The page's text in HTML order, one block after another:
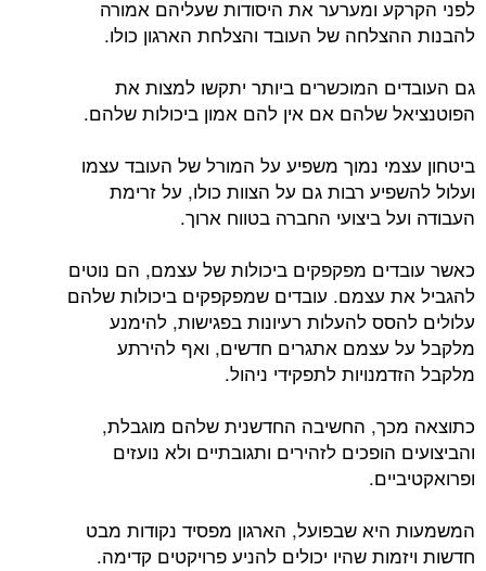
לפני הקרקע ומערער את היסודות שעליהם אמורה
להבנות ההצלחה של העובד והצלחת הארגון כולו.
גם העובדים המוכשרים ביותר יתקשו למצות את
הפוטנציאל שלהם אם אין להם אמון ביכולות שלהם.
ביטחון עצמי נמוך משפיע על המורל של העובד עצמו
ועלול להשפיע רבות גם על הצוות כולו, על זרימת
העבודה ועל ביצועי החברה בטווח ארוך.
כאשר עובדים מפקפקים ביכולות של עצמם, הם נוטים
להגביל את עצמם. עובדים שמפקפקים ביכולות שלהם
עלולים להסס להעלות רעיונות בפגישות, להימנע
מלקבל על עצמם אתגרים חדשים, ואף להירתע
מלקבל הזדמנויות לתפקידי ניהול.
כתוצאה מכך, החשיבה החדשנית שלהם מוגבלת,
והביצועים הופכים לזהירים ותגובתיים ולא נועזים
ופרואקטיביים.
המשמעות היא שבפועל, הארגון מפסיד נקודות מבט
חדשות ויזמות שהיו יכולים להניע פרויקטים קדימה.